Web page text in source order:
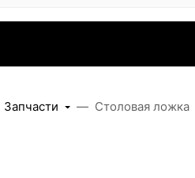
Запчасти Столовая ложка